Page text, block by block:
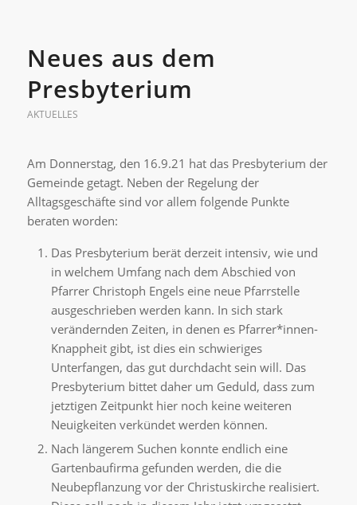
Neues aus dem
Presbyterium
AKTUELLES
Am Donnerstag, den 16.9.21 hat das Presbyterium der
Gemeinde getagt. Neben der Regelung der
Alltagsgeschäfte sind vor allem folgende Punkte
beraten worden:
Das Presbyterium berät derzeit intensiv, wie und
in welchem Umfang nach dem Abschied von
Pfarrer Christoph Engels eine neue Pfarrstelle
ausgeschrieben werden kann. In sich stark
verändernden Zeiten, in denen es Pfarrer*innen-
Knappheit gibt, ist dies ein schwieriges
Unterfangen, das gut durchdacht sein will. Das
Presbyterium bittet daher um Geduld, dass zum
jetztigen Zeitpunkt hier noch keine weiteren
Neuigkeiten verkündet werden können.
Nach längerem Suchen konnte endlich eine
Gartenbaufirma gefunden werden, die die
Neubepflanzung vor der Christuskirche realisiert.